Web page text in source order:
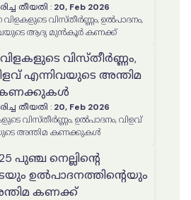
തീയതി : 20, Feb 2026
വിളകളുടെ വിസ്തീർണ്ണം, ഉൽപാദനം,
ആദ്യ മുൻകൂർ കണക്ക്
വിസ്തീർണ്ണം,
എന്നിവയുടെ അന്തിമ
തീയതി : 20, Feb 2026
വിസ്തീർണ്ണം, ഉൽപാദനം, വിളവ്
അന്തിമ കണക്കുകൾ
പുഞ്ച നെല്ലിന്റെ
ഉൽപാദനത്തിന്റെയും
കണക്ക്